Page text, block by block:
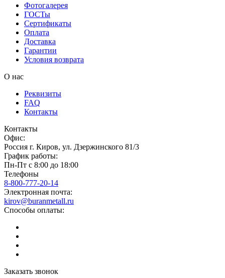
Фотогалерея
ГОСТы
Сертификаты
Оплата
Доставка
Гарантии
Условия возврата
О нас
Реквизиты
FAQ
Контакты
Контакты
Офис:
Россия г. Киров, ул. Дзержинского 81/3
График работы:
Пн-Пт с 8:00 до 18:00
Телефоны
8-800-777-20-14
Электронная почта:
kirov@buranmetall.ru
Способы оплаты:
Заказать звонок